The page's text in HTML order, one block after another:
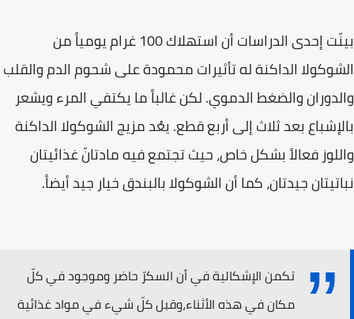
بينّت إحدى الدراسات أن استهلاك 100 غرام يومياً من
الشوكولا الداكنة له تأثيرات محمودة على شحوم الدم والقلب
والدوران والضغط الدموي. لكن غالباً ما يكتفي المرء ويشعر
بالإشباع بعد ثلاث إلى أربع قطع. يعُد مزيج الشوكولا الداكنة
واللوز فعالاً بشكل خاص، حيث تجتمع فيه مادتانّ غذائيتان
نباتيتان جيدتان، كما أن الشوكولا بالبندق خيار جيد أيضاً.
تكمن الإشكالية في أن السكرّ حاضر وموجود في كلّ
مكان في هذه الأثناء،وقبل كلّ شيء في مواد غذائية